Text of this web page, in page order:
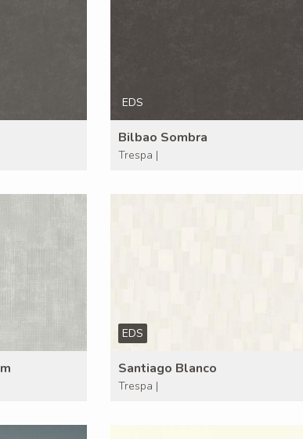
EDS
Bilbao Sombra
Trespa |
EDS
Santiago Blanco
Trespa |